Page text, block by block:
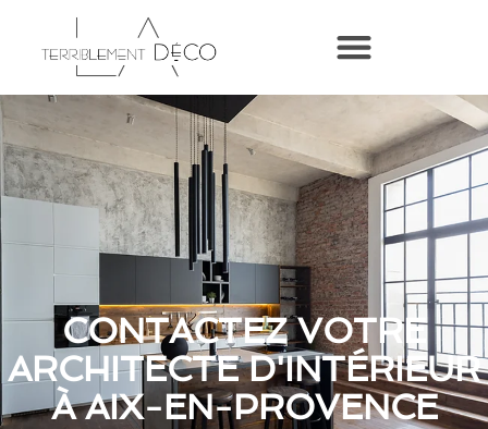
CONTACTEZ VOTRE
ARCHITECTE D'INTÉRIEUR
À AIX-EN-PROVENCE